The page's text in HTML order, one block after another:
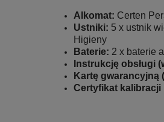
Alkomat: Certen
Ustniki: 5 x ustnik
Higieny
Baterie: 2 x baterie
Instrukcję obsługi
Kartę gwarancyjną
Certyfikat kalibracji